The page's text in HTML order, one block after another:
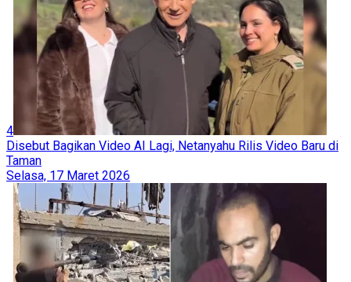
4
Disebut Bagikan Video AI Lagi, Netanyahu Rilis Video Baru di
Taman
Selasa, 17 Maret 2026